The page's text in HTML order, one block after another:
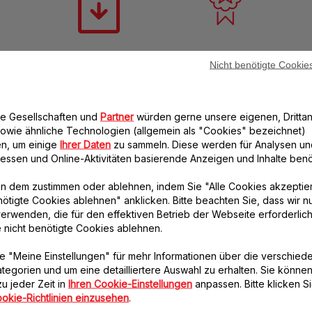
Garantie-Informationen
Häufige Fragen
Optimale Verwendung des Produkts
geschält noch entkernt werden. Früchte mit einer dicken, bitteren
oder Ananas (Kern entfernen), sollten jedoch geschält werden.
oder Trauben müssen nicht entfernt werden, jedoch die Kerne
den Entsafter am Stück verwenden?
nicht länger als 2 Minuten am Stück.
Entsafter reinigen?
unmittelbar nach dem Gebrauch reinigen.
weichen Bürste in kaltem Wasser vorsichtig vorgereinigt werden.
in der Spülmaschine reinigen?
Technische Unterstützung
das Netzkabel meines Geräts beschädigt ist?
Weitere Fragen
Gesellschaften und Partnerwürden gerne unsere eigenen,
ähnliche Technologien (allgemein als "Cookies" bezeichnet)
um einige Ihrer Daten zu sammeln. Diese werden für Analysen
und Online-Aktivitäten basierende Anzeigen und Inhalte
dem zustimmen oder ablehnen, indem Sie "Alle Cookies
Cookies ablehnen" anklicken. Bitte beachten Sie, dass wir
die für den effektiven Betrieb der Webseite erforderlich
nicht benötigte Cookies ablehnen.
"Meine Einstellungen" für mehr Informationen über die
und um eine detailliertere Auswahl zu erhalten. Sie
jeder Zeit in Ihren Cookie-Einstellungen anpassen. Bitte klicken
Richtlinien einzusehen.
Nicht benötigte